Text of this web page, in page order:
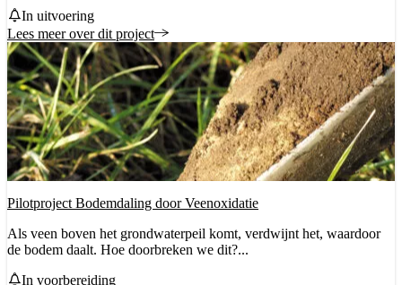
Status
In uitvoering
Lees meer over dit project
Pilotproject Bodemdaling door Veenoxidatie
Als veen boven het grondwaterpeil komt, verdwijnt het, waardoor
de bodem daalt. Hoe doorbreken we dit?...
Status
In voorbereiding